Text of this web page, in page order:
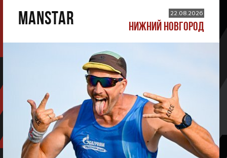
MANSTAR 22.08.2026
НИЖНИЙ НОВГОРОД